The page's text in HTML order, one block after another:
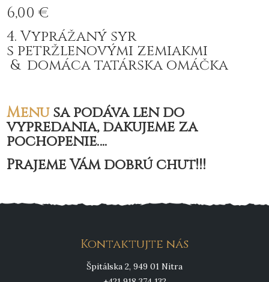
6,00 €
4. Vyprážaný syr
s petržlenovými zemiakmi
& domáca tatárska omáčka
Menusa podáva len do
vypredania, ďakujeme za
pochopenie….
Prajeme Vám dobrú chuť!!!
Kontaktujte nás
Špitálska 2, 949 01 Nitra